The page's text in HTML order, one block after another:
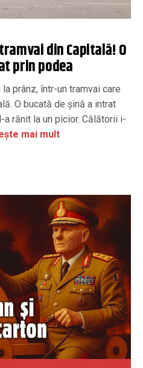
din Capitală! O
prin podea
prânz, într-un tramvai care
O bucată de șină a intrat
rănit la un picior. Călătorii i-
mai mult